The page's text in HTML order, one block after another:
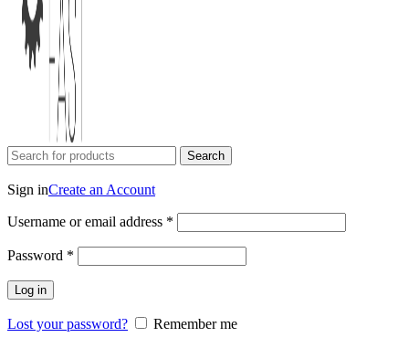
Search
Sign inCreate an Account
Username or email address *
Password *
Log in
Lost your password?
Remember me